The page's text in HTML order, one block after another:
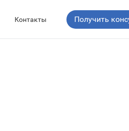
Контакты Получить